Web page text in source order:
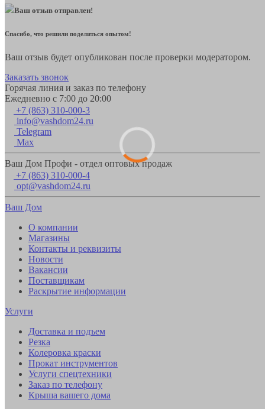
Ваш отзыв отправлен!
Спасибо, что решили поделиться опытом!
Ваш отзыв будет опубликован после проверки модератором.
Заказать звонок
Горячая линия и заказ по телефону
Ежедневно с 7:00 до 20:00
+7 (863) 310-000-3
info@vashdom24.ru
Telegram
Max
Ваш Дом Профи - отдел оптовых продаж
+7 (863) 310-000-4
opt@vashdom24.ru
Ваш Дом
О компании
Магазины
Контакты и реквизиты
Новости
Вакансии
Поставщикам
Раскрытие информации
Услуги
Доставка и подъем
Резка
Колеровка краски
Прокат инструментов
Услуги спецтехники
Заказ по телефону
Крыша вашего дома